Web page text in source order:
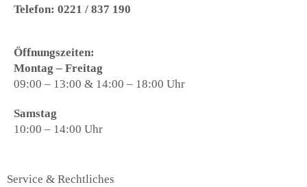
Telefon: 0221 / 837 190
Öffnungszeiten:
Montag – Freitag
09:00 – 13:00 & 14:00 – 18:00 Uhr
Samstag
10:00 – 14:00 Uhr
Service & Rechtliches